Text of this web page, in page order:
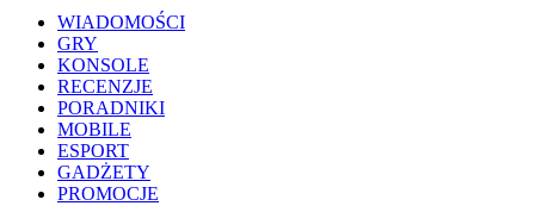
WIADOMOŚCI
GRY
KONSOLE
RECENZJE
PORADNIKI
MOBILE
ESPORT
GADŻETY
PROMOCJE